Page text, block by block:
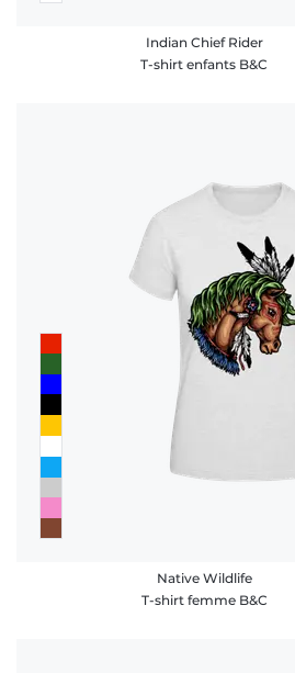
Indian Chief Rider
T-shirt enfants B&C
Native Wildlife
T-shirt femme B&C